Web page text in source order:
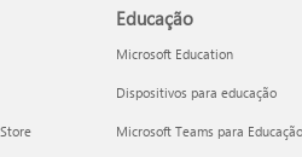
Educação
Microsoft Education
Dispositivos para educação
Microsoft Teams para Educação